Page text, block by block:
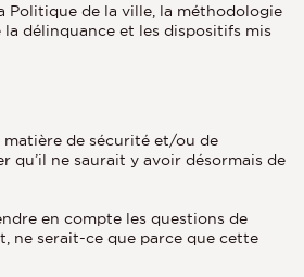
Politique de la ville, la méthodologie
délinquance et les dispositifs mis
matière de sécurité et/ou de
qu’il ne saurait y avoir désormais de
en compte les questions de
ne serait-ce que parce que cette